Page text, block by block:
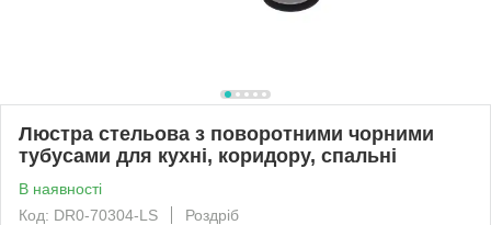
Люстра стельова з поворотними чорними
тубусами для кухні, коридору, спальні
В наявності
Код: DR0-70304-LS
Роздріб